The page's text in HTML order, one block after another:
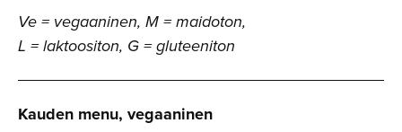
Ve = vegaaninen, M = maidoton,
L = laktoositon, G = gluteeniton
Kauden menu, vegaaninen